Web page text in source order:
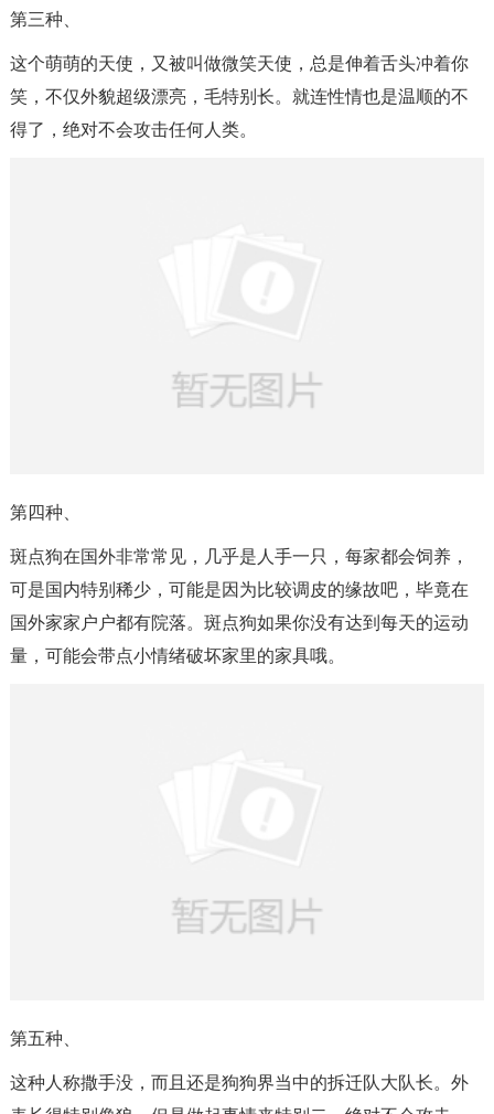
第三种、
这个萌萌的天使，又被叫做微笑天使，总是伸着舌头冲着你
笑，不仅外貌超级漂亮，毛特别长。就连性情也是温顺的不
得了，绝对不会攻击任何人类。
第四种、
斑点狗在国外非常常见，几乎是人手一只，每家都会饲养，
可是国内特别稀少，可能是因为比较调皮的缘故吧，毕竟在
国外家家户户都有院落。斑点狗如果你没有达到每天的运动
量，可能会带点小情绪破坏家里的家具哦。
第五种、
这种人称撒手没，而且还是狗狗界当中的拆迁队大队长。外